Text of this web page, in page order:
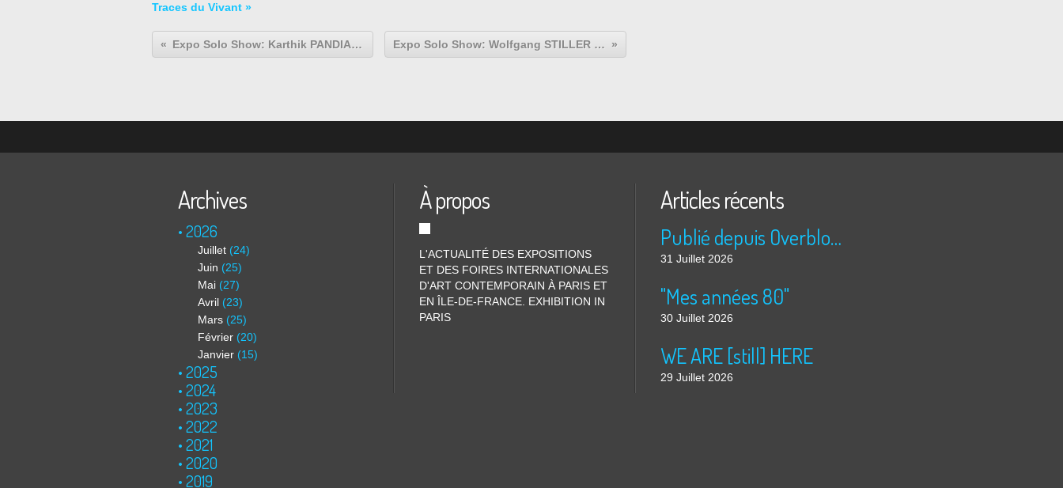
Traces du Vivant »
Expo Solo Show: Karthik PANDIAN "Confessions" Expo Solo Show: Wolfgang STILLER « Impermanence »
Archives
2026
Juillet (24)
Juin (25)
Mai (27)
Avril (23)
Mars (25)
Février (20)
Janvier (15)
2025
2024
2023
2022
2021
2020
2019
À propos
L'ACTUALITÉ DES EXPOSITIONS
ET DES FOIRES INTERNATIONALES
D'ART CONTEMPORAIN À PARIS ET
EN ÎLE-DE-FRANCE. EXHIBITION IN
PARIS
Articles récents
Publié depuis Overblog et Facebook
31 Juillet 2026
"Mes années 80"
30 Juillet 2026
WE ARE [still] HERE
29 Juillet 2026